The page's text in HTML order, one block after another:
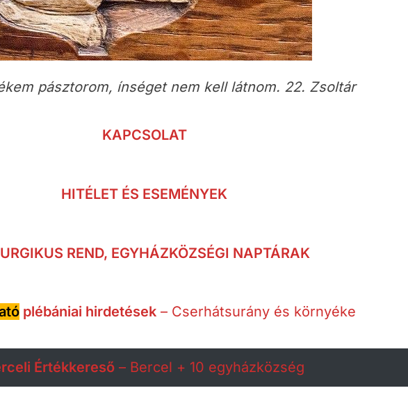
pásztorom, ínséget nem kell látnom. 22. Zsoltár
KAPCSOLAT
HITÉLET ÉS ESEMÉNYEK
REND, EGYHÁZKÖZSÉGI NAPTÁRAK
plébániai hirdetések– Cserhátsurány és környéke
Értékkereső – Bercel + 10 egyházközség